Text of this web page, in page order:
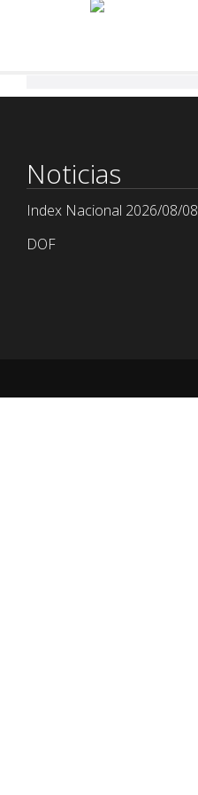
Noticias
Index Nacional 2026/08/08
DOF